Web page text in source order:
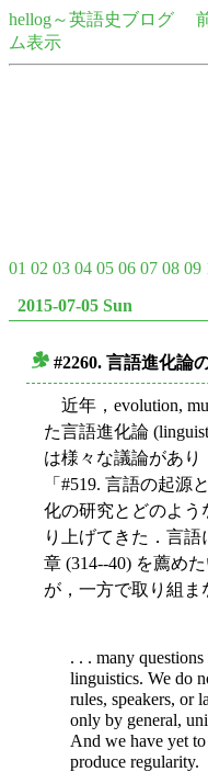
hellog～英語史ブログ
ム表示
01 02 03 04 05 06 07 08 09
2015-07-05 Sun
#2260. 言語進化論
近年，evolution,
た言語進化論
は様々な議論があり
「#519. 言語の起源
化の研究とどのよう
り上げてきた．言
章 (314--40) を薦め
が，一方で取り組
. . . many
linguistics. We do
rules, speakers, or
only by general,
And we have yet
produce regularity.